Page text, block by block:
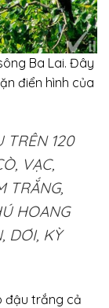
Ba Lai. Đây
điển hình của
TRÊN 120
VẠC,
TRẮNG,
HOANG
DƠI, KỲ
đậu trắng cả